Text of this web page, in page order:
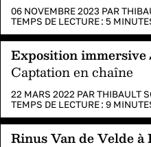
06 NOVEMBRE 2023 PAR
TEMPS DE LECTURE : 5
Exposition immersive
Captation en chaîne
22 MARS 2022 PARTHIBAULT
TEMPS DE LECTURE : 9
Rinus Van de Velde à